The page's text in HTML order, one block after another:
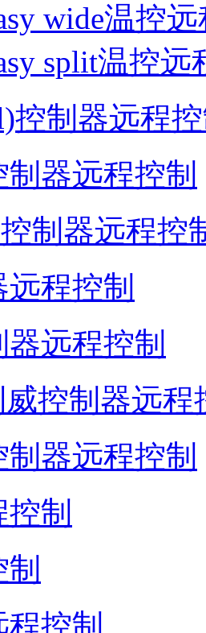
wide温控
split温控远
控制器远程
器远程控制
制器远程控
程控制
远程控制
控制器远程
器远程控制
制
控制